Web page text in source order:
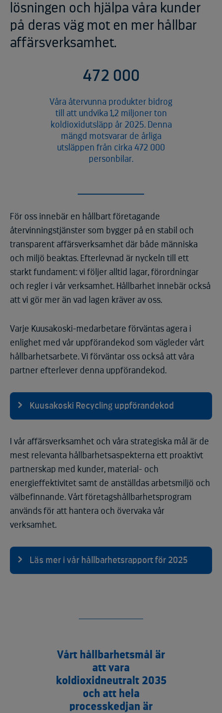
lösningen och hjälpa våra kunder
på deras väg mot en mer hållbar
affärsverksamhet.
472 000
Våra återvunna produkter bidrog
till att undvika 1,2 miljoner ton
koldioxidutsläpp år 2025. Denna
mängd motsvarar de årliga
utsläppen från cirka 472 000
personbilar.
För oss innebär en hållbart företagande
återvinningstjänster som bygger på en stabil och
transparent affärsverksamhet där både människa
och miljö beaktas. Efterlevnad är nyckeln till ett
starkt fundament: vi följer alltid lagar, förordningar
och regler i vår verksamhet. Hållbarhet innebär också
att vi gör mer än vad lagen kräver av oss.
Varje Kuusakoski-medarbetare förväntas agera i
enlighet med vår uppförandekod som vägleder vårt
hållbarhetsarbete. Vi förväntar oss också att våra
partner efterlever denna uppförandekod.
Kuusakoski Recycling uppförandekod
I vår affärsverksamhet och våra strategiska mål är de
mest relevanta hållbarhetsaspekterna ett proaktivt
partnerskap med kunder, material- och
energieffektivitet samt de anställdas arbetsmiljö och
välbefinnande. Vårt företagshållbarhetsprogram
används för att hantera och övervaka vår
verksamhet.
Läs mer i vår hållbarhetsrapport för 2025
Vårt hållbarhetsmål är
att vara
koldioxidneutralt 2035
och att hela
processkedjan är